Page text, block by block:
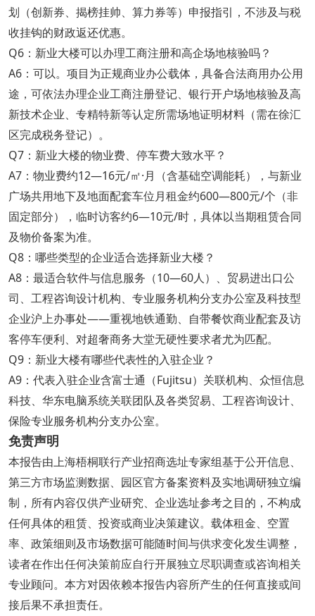
划（创新券、揭榜挂帅、算力券等）申报指引，不涉及与税
收挂钩的财政返还优惠。
Q6：新业大楼可以办理工商注册和高企场地核验吗？
A6：可以。项目为正规商业办公载体，具备合法商用办公用
途，可依法办理企业工商注册登记、银行开户场地核验及高
新技术企业、专精特新等认定所需场地证明材料（需在徐汇
区完成税务登记）。
Q7：新业大楼的物业费、停车费大致水平？
A7：物业费约12—16元/㎡·月（含基础空调能耗），与新业
广场共用地下及地面配套车位月租金约600—800元/个（非
固定部分），临时访客约6—10元/时，具体以当期租赁合同
及物价备案为准。
Q8：哪些类型的企业适合选择新业大楼？
A8：最适合软件与信息服务（10—60人）、贸易进出口公
司、工程咨询设计机构、专业服务机构分支办公室及科技型
企业沪上办事处——重视地铁通勤、自带餐饮商业配套及访
客停车便利、对超奢商务大堂无硬性要求者尤为匹配。
Q9：新业大楼有哪些代表性的入驻企业？
A9：代表入驻企业含富士通（Fujitsu）关联机构、众恒信息
科技、华东电脑系统关联团队及各类贸易、工程咨询设计、
保险专业服务机构分支办公室。
免责声明
本报告由上海梧桐联行产业招商选址专家组基于公开信息、
第三方市场监测数据、园区官方备案资料及实地调研独立编
制，所有内容仅供产业研究、企业选址参考之目的，不构成
任何具体的租赁、投资或商业决策建议。载体租金、空置
率、政策细则及市场数据可能随时间与供求变化发生调整，
读者在作出任何决策前应自行开展独立尽职调查或咨询相关
专业顾问。本方对因依赖本报告内容所产生的任何直接或间
接后果不承担责任。